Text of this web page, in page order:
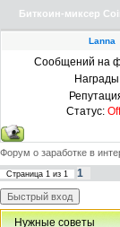
Биткоин-миксер
Lanna
Сообщений на
Статус:
Форум о заработке в
Страница 1 из 1 1
Нужные советы